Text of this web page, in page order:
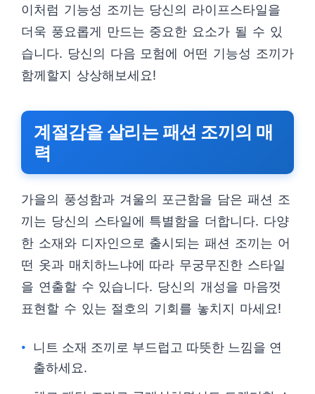
이처럼 기능성 조끼는 당신의 라이프스타일을
더욱 풍요롭게 만드는 중요한 요소가 될 수 있
습니다. 당신의 다음 모험에 어떤 기능성 조끼가
함께할지 상상해보세요!
계절감을 살리는 패션 조끼의 매
력
가을의 풍성함과 겨울의 포근함을 담은 패션 조
끼는 당신의 스타일에 특별함을 더합니다. 다양
한 소재와 디자인으로 출시되는 패션 조끼는 어
떤 옷과 매치하느냐에 따라 무궁무진한 스타일
을 연출할 수 있습니다. 당신의 개성을 마음껏
표현할 수 있는 절호의 기회를 놓치지 마세요!
니트 소재 조끼로 부드럽고 따뜻한 느낌을 연
출하세요.